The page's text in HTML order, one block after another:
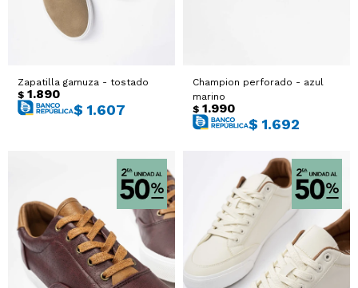
Zapatilla gamuza - tostado
$ 1.890
$ 1.607
Champion perforado - azul
marino
$ 1.990
$ 1.692